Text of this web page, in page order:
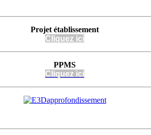
Projet établissement
Cliquez ici
PPMS
Cliquez ici